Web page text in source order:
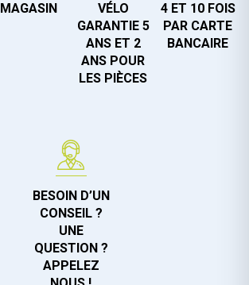
MAGASIN
VÉLO
GARANTIE 5
ANS ET 2
ANS POUR
LES PIÈCES
4 ET 10 FOIS
PAR CARTE
BANCAIRE
BESOIN D’UN
CONSEIL ?
UNE
QUESTION ?
APPELEZ